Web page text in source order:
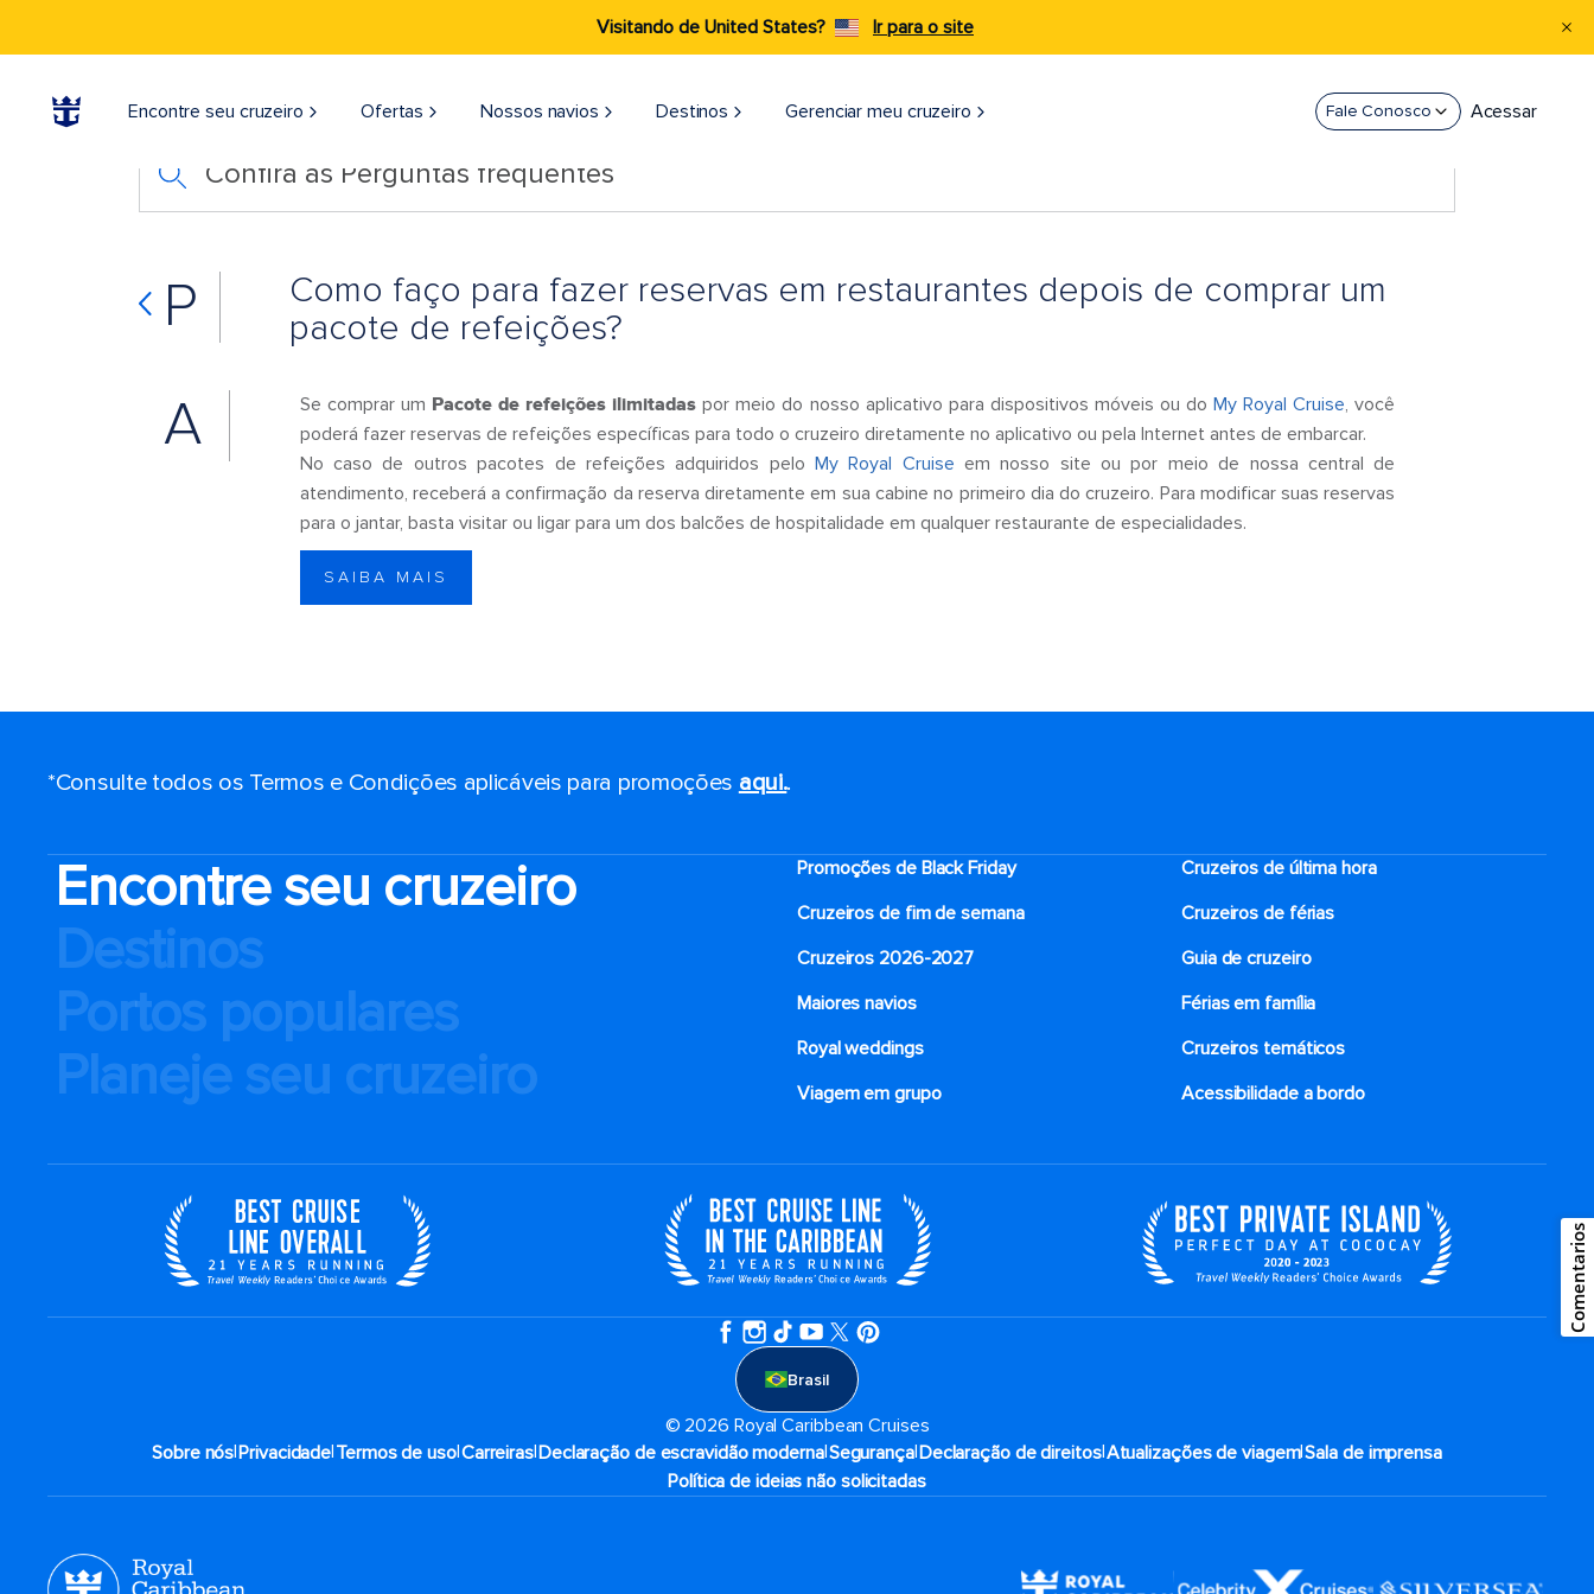
Visitando de United States? Ir para o site
Encontre seu cruzeiro Ofertas Nossos navios Destinos Gerenciar meu cruzeiro Fale Conosco Acessar
Confira as Perguntas frequentes
P
Como faço para fazer reservas em restaurantes depois de comprar um
pacote de refeições?
A Se comprar um Pacote de refeições ilimitadas por meio do nosso aplicativo para dispositivos móveis ou doMy Royal Cruise, você
poderá fazer reservas de refeições específicas para todo o cruzeiro diretamente no aplicativo ou pela Internet antes de embarcar.
No caso de outros pacotes de refeições adquiridos pelo My Royal Cruise em nosso site ou por meio de nossa central de
atendimento, receberá a confirmação da reserva diretamente em sua cabine no primeiro dia do cruzeiro. Para modificar suas reservas
para o jantar, basta visitar ou ligar para um dos balcões de hospitalidade em qualquer restaurante de especialidades.
SAIBA MAIS
*Consulte todos os Termos e Condições aplicáveis ​​para promoções aqui..
Encontre seu cruzeiro
Destinos
Portos populares
Planeje seu cruzeiro
Promoções de Black Friday
Cruzeiros de última hora
Cruzeiros de fim de semana
Cruzeiros de férias
Cruzeiros 2026-2027
Guia de cruzeiro
Maiores navios
Férias em família
Royal weddings
Cruzeiros temáticos
Viagem em grupo
Acessibilidade a bordo
Brasil
© 2026 Royal Caribbean Cruises
Sobre nós|Privacidade|Termos de uso|Carreiras|Declaração de escravidão moderna|Segurança|Declaração de direitos|Atualizações de viagem|Sala de imprensa
Política de ideias não solicitadas
Comentarios